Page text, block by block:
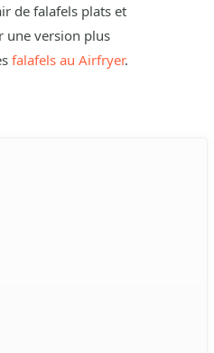
de falafels plats et
une version plus
falafels au Airfryer.